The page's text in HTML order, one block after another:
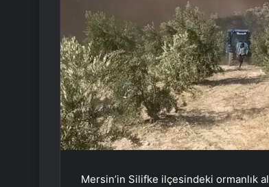
Mersin’in Silifke ilçesindeki ormanlık